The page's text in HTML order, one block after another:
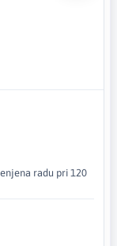
radu pri 120